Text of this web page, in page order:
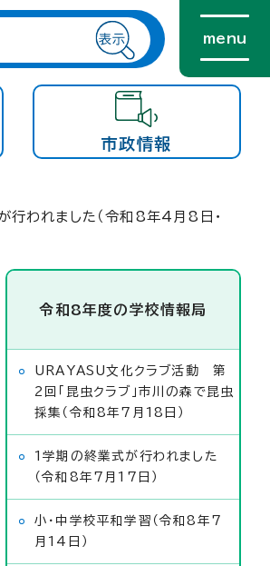
menu
市政情報
行われました（令和8年4月8日・
令和8年度の学校情報局
URAYASU文化クラブ活動 第
2回「昆虫クラブ」市川の森で昆虫
採集（令和8年7月18日）
1学期の終業式が行われました
（令和8年7月17日）
小・中学校平和学習（令和8年7
月14日）